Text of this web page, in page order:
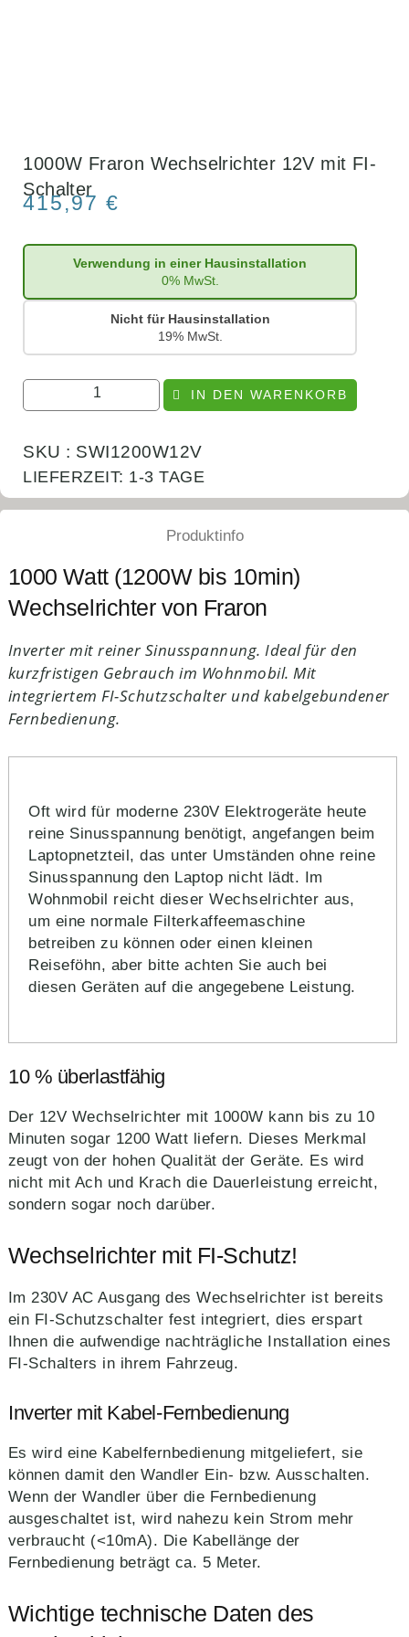
1000W Fraron Wechselrichter 12V mit FI-
Schalter
415,97€
Verwendung in einer Hausinstallation
0% MwSt.
Nicht für Hausinstallation
19% MwSt.
IN DEN WARENKORB
SKU : SWI1200W12V
LIEFERZEIT: 1-3 TAGE
Produktinfo
1000 Watt (1200W bis 10min)
Wechselrichter von Fraron
Inverter mit reiner Sinusspannung. Ideal für den
kurzfristigen Gebrauch im Wohnmobil. Mit
integriertem FI-Schutzschalter und kabelgebundener
Fernbedienung.
Oft wird für moderne 230V Elektrogeräte heute
reine Sinusspannung benötigt, angefangen beim
Laptopnetzteil, das unter Umständen ohne reine
Sinusspannung den Laptop nicht lädt. Im
Wohnmobil reicht dieser Wechselrichter aus,
um eine normale Filterkaffeemaschine
betreiben zu können oder einen kleinen
Reiseföhn, aber bitte achten Sie auch bei
diesen Geräten auf die angegebene Leistung.
10 % überlastfähig
Der 12V Wechselrichter mit 1000W kann bis zu 10
Minuten sogar 1200 Watt liefern. Dieses Merkmal
zeugt von der hohen Qualität der Geräte. Es wird
nicht mit Ach und Krach die Dauerleistung erreicht,
sondern sogar noch darüber.
Wechselrichter mit FI-Schutz!
Im 230V AC Ausgang des Wechselrichter ist bereits
ein FI-Schutzschalter fest integriert, dies erspart
Ihnen die aufwendige nachträgliche Installation eines
FI-Schalters in ihrem Fahrzeug.
Inverter mit Kabel-Fernbedienung
Es wird eine Kabelfernbedienung mitgeliefert, sie
können damit den Wandler Ein- bzw. Ausschalten.
Wenn der Wandler über die Fernbedienung
ausgeschaltet ist, wird nahezu kein Strom mehr
verbraucht (<10mA). Die Kabellänge der
Fernbedienung beträgt ca. 5 Meter.
Wichtige technische Daten des